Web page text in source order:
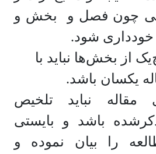
چون فصل و بخش و
خودداری شود.
از بخش‌ها نباید با
یکسان باشد.
مقاله نباید تلخیص
باشد و بایستی
را بیان نموده و